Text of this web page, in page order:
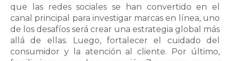
que las redes sociales se han convertido en el
canal principal para investigar marcas en línea, uno
de los desafíos será crear una estrategia global más
allá de ellas. Luego, fortalecer el cuidado del
consumidor y la atención al cliente. Por último,